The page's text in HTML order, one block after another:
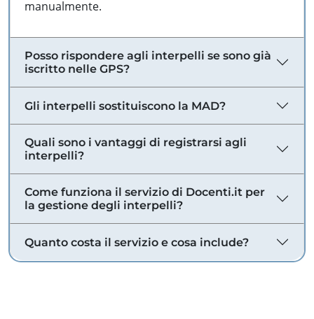
manualmente.
Posso rispondere agli interpelli se sono già
iscritto nelle GPS?
Gli interpelli sostituiscono la MAD?
Quali sono i vantaggi di registrarsi agli
interpelli?
Come funziona il servizio di Docenti.it per
la gestione degli interpelli?
Quanto costa il servizio e cosa include?